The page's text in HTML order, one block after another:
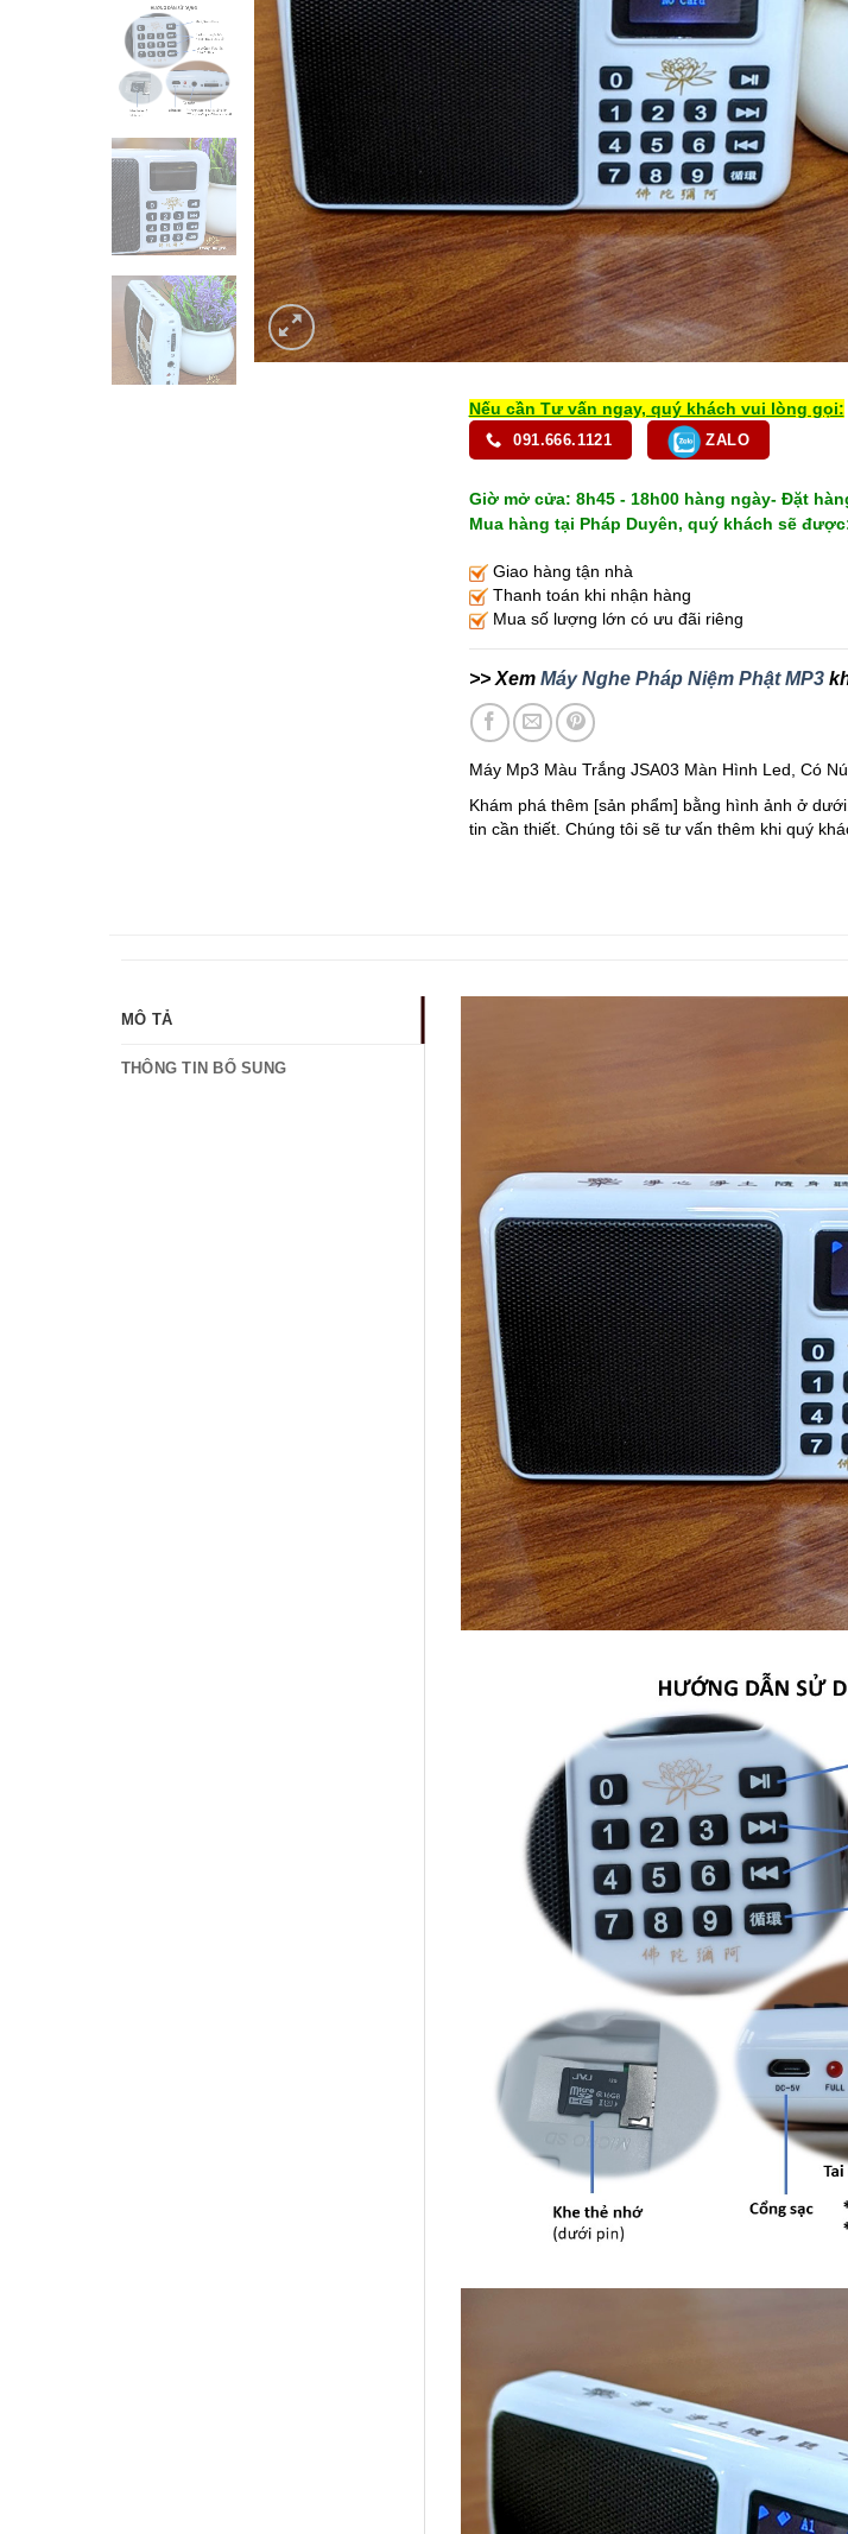
Nếu cần Tư vấn ngay, quý khách vui lòng gọi:
091.666.1121 ZALO
Giờ mở cửa: 8h45 - 18h00 hàng ngày- Đặt
Mua hàng tại Pháp Duyên, quý khách sẽ
Giao hàng tận nhà
Thanh toán khi nhận hàng
Mua số lượng lớn có ưu đãi riêng
>> Xem Máy Nghe Pháp Niệm Phật MP3
Máy Mp3 Màu Trắng JSA03 Màn Hình Led, Có
Khám phá thêm [sản phẩm] bằng hình ảnh ở
tin cần thiết. Chúng tôi sẽ tư vấn thêm khi quý
MÔ TẢ
THÔNG TIN BỔ SUNG